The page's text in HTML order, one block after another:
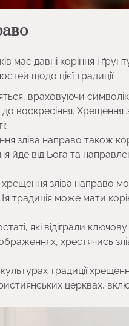
має давні коріння і
щодо цієї традиції:
враховуючи
воскресіння. Хрещення
зліва направо також
йде від Бога та
хрещення зліва направо
традиція може мати
які відіграли
хрестячись
традиції
церквах,